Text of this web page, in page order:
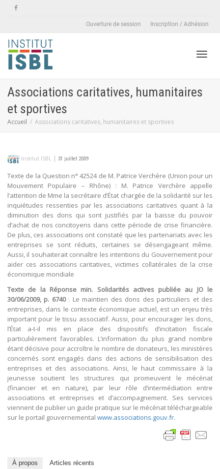
Ouverture de session Inscription / Adhésion
Associations caritatives, humanitaires
et sportives
Accueil Associations caritatives, humanitaires et sportives
Institut ISBL | 31 juillet 2009
Texte de la Question n° 42524 de M. Patrice Verchère (Union pour un
Mouvement Populaire – Rhône) : M. Patrice Verchère appelle
l’attention de Mme la secrétaire d’État chargée de la solidarité sur les
inquiétudes ressenties par les associations caritatives quant à la
diminution des dons qui sont justifiés par la baisse du pouvoir
d’achat de nos concitoyens dans cette période de crise financière.
De plus, ces associations ont constaté que les partenariats avec les
entreprises se sont réduits, certaines se désengageant même.
Aussi, il souhaiterait connaître les intentions du Gouvernement pour
aider ces associations caritatives, victimes collatérales de la crise
économique mondiale
Texte de la Réponse min. Solidarités actives publiée au JO le
30/06/2009, p. 6740: Le maintien des dons des particuliers et des
entreprises, dans le contexte économique actuel, est un enjeu très
important pour le tissu associatif. Aussi, pour encourager les dons,
l’État a-t-il mis en place des dispositifs d’incitation fiscale
particulièrement favorables. L’information du plus grand nombre
étant décisive pour accroître le nombre de donateurs, les ministères
concernés sont engagés dans des actions de sensibilisation des
entreprises et des associations. Ainsi, le haut commissaire à la
jeunesse soutient les structures qui promeuvent le mécénat
(financier et en nature), par leur rôle d’intermédiation entre
associations et entreprises et d’accompagnement. Ses services
viennent de publier un guide pratique sur le mécénat téléchargeable
sur le portail gouvernemental www.associations.gouv.fr.
À propos Articles récents